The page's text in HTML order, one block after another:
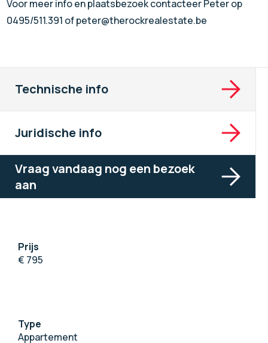
Voor meer info en plaatsbezoek contacteer Peter op
0495/511.391 of peter@therockrealestate.be
Technische info
Juridische info
Vraag vandaag nog een bezoek
aan
Prijs
€ 795
Type
Appartement